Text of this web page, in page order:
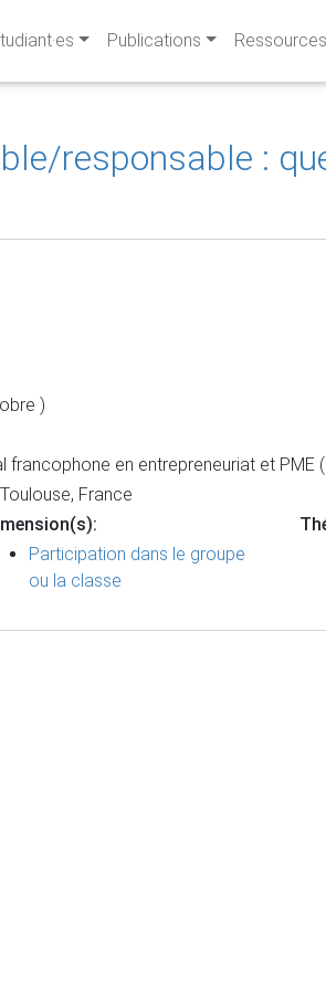
Publications Ressources
responsable :
)
francophone en entrepreneuriat et PME
France
Participation dans le groupe
ou la classe